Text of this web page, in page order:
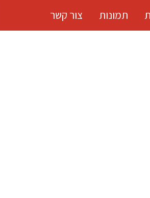
תמונות צור קשר